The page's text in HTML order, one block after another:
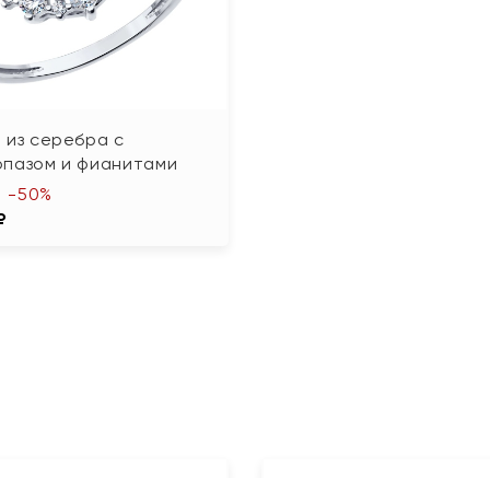
из серебра с
и фианитами
-50%